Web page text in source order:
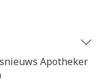
Apotheker